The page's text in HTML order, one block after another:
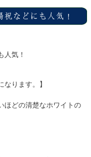
人気！
なります。】
ほどの清楚なホワイトの